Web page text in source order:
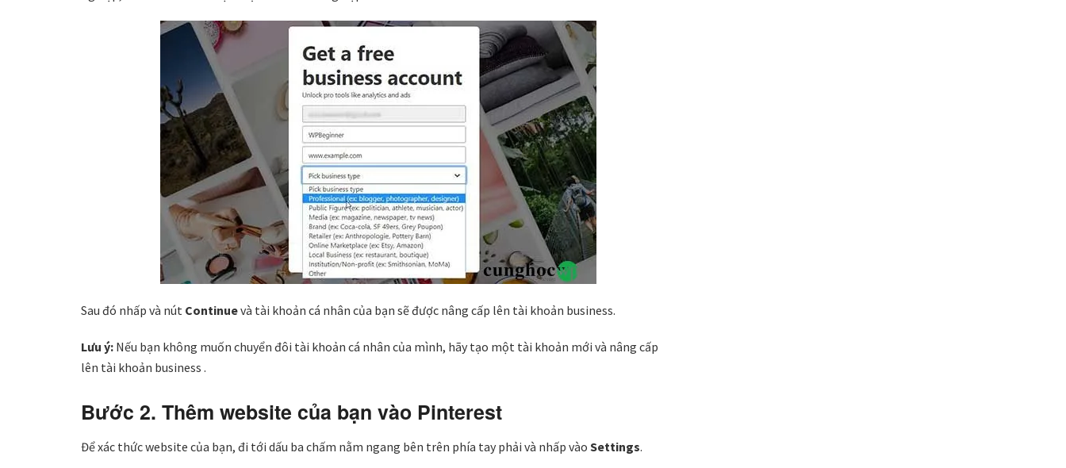
Sau đó nhấp và nút Continuevà tài khoản cá nhân của bạn sẽ được nâng cấp lên tài khoản business.
Lưu ý: Nếu bạn không muốn chuyển đôi tài khoản cá nhân của mình, hãy tạo một tài khoản mới và nâng cấp
lên tài khoản business .
Bước 2. Thêm website của bạn vào Pinterest
Để xác thức website của bạn, đi tới dấu ba chấm nằm ngang bên trên phía tay phải và nhấp vào Settings.